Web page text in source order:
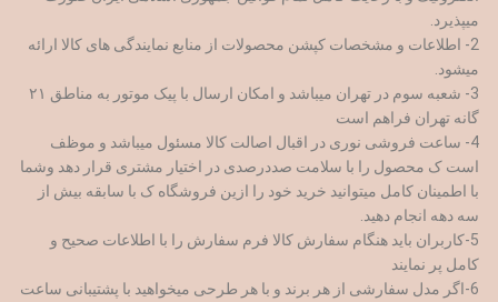
میپذیرد.
2- اطلاعات و مشخصات کپشن محصولات از منابع نمایندگی های کالا ارائه
میشود.
3- شعبه سوم در تهران میباشد و امکان ارسال با پیک موتور به مناطق ۲۱
گانه تهران فراهم است
4- ساعت فروشی نوری در اقبال اصالت کالا مسئول میباشد و موظف
است ک محصول را با سلامت صددرصدی در اختیار مشتری قرار دهد وشما
با اطمینان کامل میتوانید خرید خود را ازین فروشگاه ک با سابقه بیش از
سه دهه انجام دهید.
5-کاربران باید هنگام سفارش کالا فرم سفارش را با اطلاعات صحیح و
کامل پر نمایند
6-اگر مدل سفارشی از هر برند و با هر طرحی میخواهید با پشتیبانی ساعت